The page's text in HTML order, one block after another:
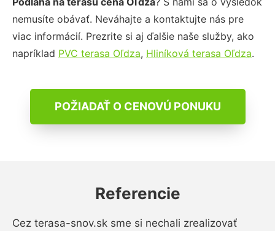
nemusíte obávať. Neváhajte a kontaktujte nás pre
viac informácií. Prezrite si aj ďalšie naše služby, ako
napríklad PVC terasa Oľdza, Hliníková terasa Oľdza.
POŽIADAŤ O CENOVÚ PONUKU
Referencie
Cez terasa-snov.sk sme si nechali zrealizovať